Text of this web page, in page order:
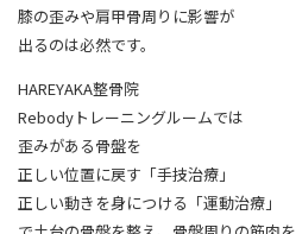
膝の歪みや肩甲骨周りに影響が
出るのは必然です。
HAREYAKA整骨院
Rebodyトレーニングルームでは
歪みがある骨盤を
正しい位置に戻す「手技治療」
正しい動きを身につける「運動治療」